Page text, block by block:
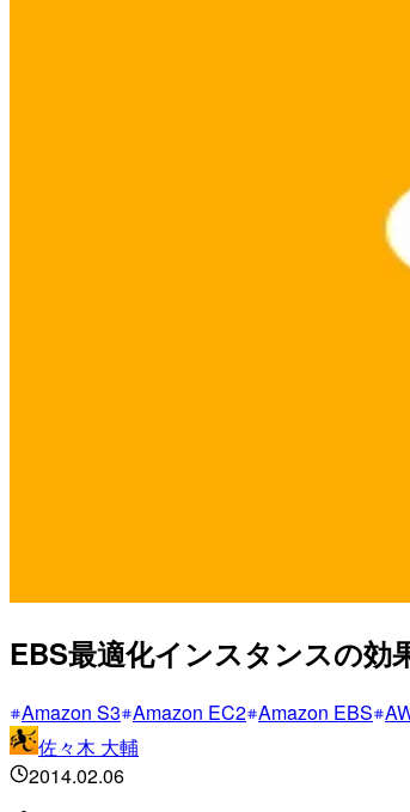
EBS最適化インスタンスの効
Amazon S3 Amazon EC2 Amazon EBS
佐々木 大輔
2014.02.06